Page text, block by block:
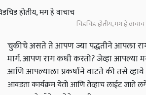
चिडचिड होतीय, मग हे वाचाच
चुकीचे असते ते आपण ज्या पद्धतीने आपला
मार्ग. आपण राग कधी करतो? जेव्हा आपल्या
आणि आपल्याला प्रकर्षाने वाटते की तसे व्हावे
आवडता कार्यक्रम येतो आणि तेव्हाच लाईट जाते